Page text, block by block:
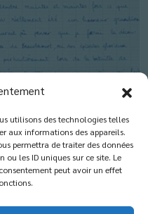
utilisons des technologies telles
aux informations des appareils.
permettra de traiter des données
les ID uniques sur ce site. Le
peut avoir un effet